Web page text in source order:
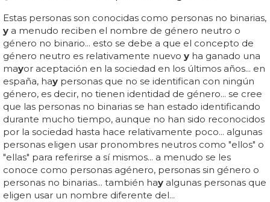
Estas personas son conocidas como personas no binarias,
y a menudo reciben el nombre de género neutro o
género no binario... esto se debe a que el concepto de
género neutro es relativamente nuevo y ha ganado una
mayor aceptación en la sociedad en los últimos años... en
españa, hay personas que no se identifican con ningún
género, es decir, no tienen identidad de género... se cree
que las personas no binarias se han estado identificando
durante mucho tiempo, aunque no han sido reconocidos
por la sociedad hasta hace relativamente poco... algunas
personas eligen usar pronombres neutros como "ellos" o
"ellas" para referirse a sí mismos... a menudo se les
conoce como personas agénero, personas sin género o
personas no binarias... también hay algunas personas que
eligen usar un nombre diferente del...